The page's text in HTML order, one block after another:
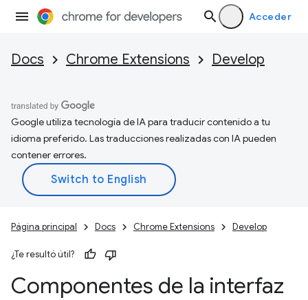
Acceder
Docs Chrome Extensions Develop
Google utiliza tecnología de IA para traducir contenido a tu
idioma preferido. Las traducciones realizadas con IA pueden
contener errores.
Página principal Docs Chrome Extensions Develop
¿Te resultó útil?
Componentes de la interfaz